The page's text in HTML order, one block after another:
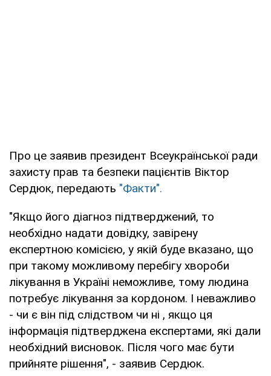
Про це заявив президент Всеукраїнської ради
захисту прав та безпеки пацієнтів Віктор
Сердюк, передають "Факти".
"Якщо його діагноз підтверджений, то
необхідно надати довідку, завірену
експертною комісією, у якій буде вказано, що
при такому можливому перебігу хвороби
лікування в Україні неможливе, тому людина
потребує лікування за кордоном. І неважливо
- чи є він під слідством чи ні , якщо ця
інформація підтверджена експертами, які дали
необхідний висновок. Після чого має бути
прийняте рішення", - заявив Сердюк.